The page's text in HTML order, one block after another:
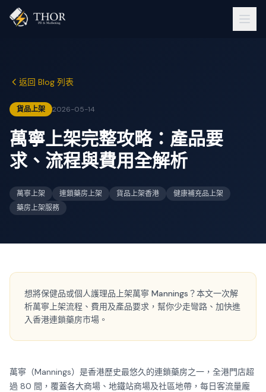
返回 Blog 列表
貨品上架 2026-05-14
萬寧上架完整攻略：產品要
求、流程與費用全解析
萬寧上架 連鎖藥房上架 貨品上架香港
健康補充品上架
藥房上架服務
想將保健品或個人護理品上架萬寧 Mannings？本文一次解
析萬寧上架流程、費用及產品要求，幫你少走彎路、加快進
入香港連鎖藥房市場。
萬寧（Mannings）是香港歷史最悠久的連鎖藥房之一，全港門店超
過 80 間，覆蓋各大商場、地鐵站商場及社區地帶，每日客流量龐